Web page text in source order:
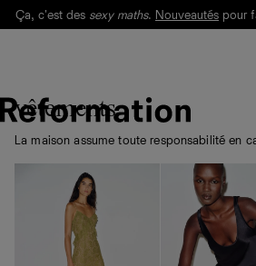
pour
Livraison gratuite. Frais de douane et taxes
vêtements
La maison assume toute responsabilité en